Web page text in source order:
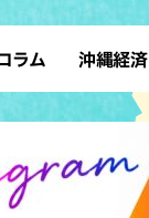
SDGs
ルニュース
旧暦行事
占い
テレビ
ラム 沖縄経済